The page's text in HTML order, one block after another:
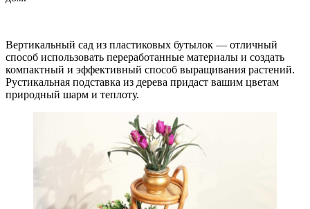
Вертикальный сад из пластиковых бутылок — отличный
способ использовать переработанные материалы и создать
компактный и эффективный способ выращивания растений.
Рустикальная подставка из дерева придаст вашим цветам
природный шарм и теплоту.